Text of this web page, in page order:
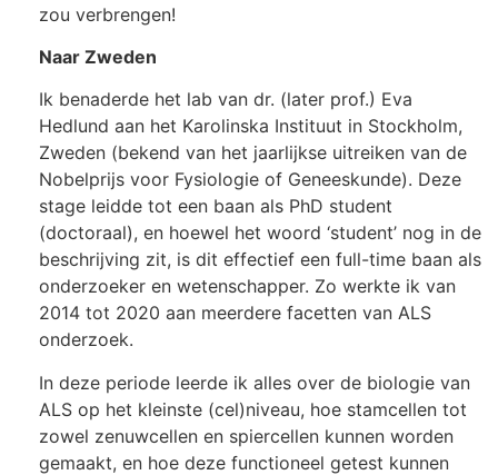
zou verbrengen!
Naar Zweden
Ik benaderde het lab van dr. (later prof.) Eva
Hedlund aan het Karolinska Instituut in Stockholm,
Zweden (bekend van het jaarlijkse uitreiken van de
Nobelprijs voor Fysiologie of Geneeskunde). Deze
stage leidde tot een baan als PhD student
(doctoraal), en hoewel het woord ‘student’ nog in de
beschrijving zit, is dit effectief een full-time baan als
onderzoeker en wetenschapper. Zo werkte ik van
2014 tot 2020 aan meerdere facetten van ALS
onderzoek.
In deze periode leerde ik alles over de biologie van
ALS op het kleinste (cel)niveau, hoe stamcellen tot
zowel zenuwcellen en spiercellen kunnen worden
gemaakt, en hoe deze functioneel getest kunnen